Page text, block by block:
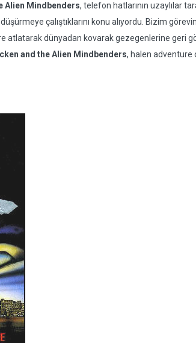
Alien Mindbenders, telefon hatlarının uzaylılar
çalıştıklarını konu alıyordu. Bizim
atlatarak dünyadan kovarak gezegenlerine geri
and the Alien Mindbenders, halen adventure